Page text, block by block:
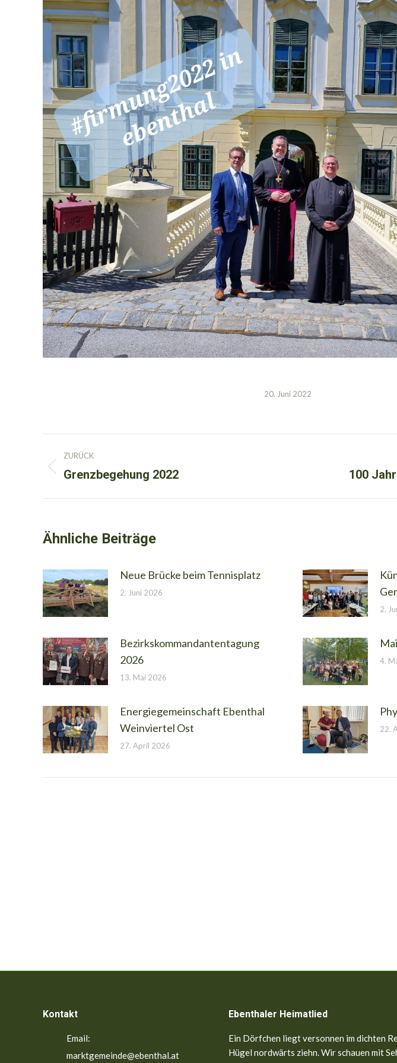
20. Juni 2022
Kommentarnavigation
ZURÜCK
Vorheriger
Grenzbegehung 2022 100
Ähnliche Beiträge
Neue Brücke beim Tennisplatz
2. Juni 2026
2.
Bezirkskommandantentagung
2026
13. Mai 2026
4.
Energiegemeinschaft Ebenthal
Weinviertel Ost
27. April 2026
22.
Kontakt
Email:
marktgemeinde@ebenthal.at
Ebenthaler Heimatlied
Ein Dörfchen liegt versonnen im dichten
Hügel nordwärts ziehn. Wir schauen mit